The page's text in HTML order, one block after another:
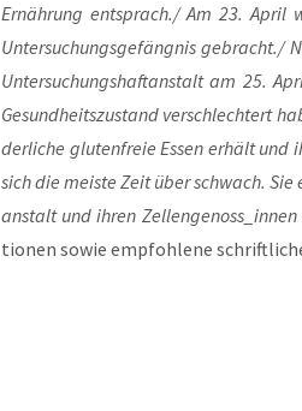
Ernäh­rung entsprach./ Am 23. April
Unter­su­chungs­ge­fäng­nis gebracht./
Unter­su­chungs­haft­an­stalt am 25.
Gesund­heits­zu­stand ver­schlech­tert
der­li­che glu­ten­freie Essen erhält und
sich die meis­te Zeit über schwach.
an­stalt und ihren
tio­nen sowie emp­foh­le­ne